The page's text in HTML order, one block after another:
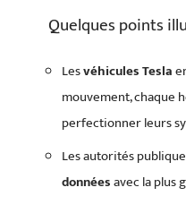
Quelques points
Lesvéhicules Tesla
mouvement, chaque
perfectionner leurs
Les autorités
donnéesavec la plus